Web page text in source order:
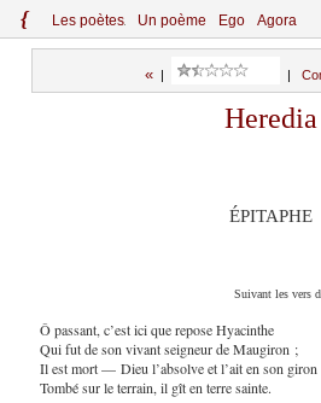
{ Les poètes Un poème Ego Agora
«|
Heredia
ÉPITAPHE
Suivant les vers de
Ô passant, c’est ici que repose Hyacinthe
Qui fut de son vivant seigneur de Maugiron ;
Il est mort — Dieu l’absolve et l’ait en son
Tombé sur le terrain, il gît en terre sainte.